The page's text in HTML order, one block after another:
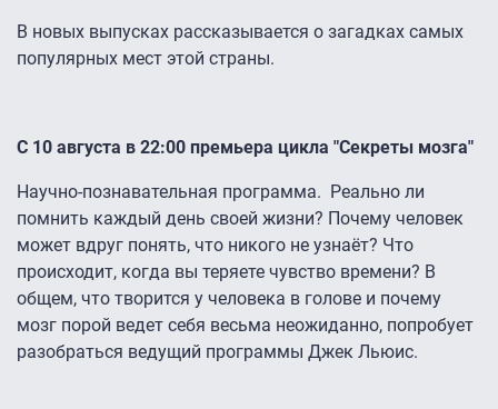
В новых выпусках рассказывается о загадках самых
популярных мест этой страны.
C 10 августа в 22:00 премьера цикла "Секреты мозга"
Научно-познавательная программа. Реально ли
помнить каждый день своей жизни? Почему человек
может вдруг понять, что никого не узнаёт? Что
происходит, когда вы теряете чувство времени? В
общем, что творится у человека в голове и почему
мозг порой ведет себя весьма неожиданно, попробует
разобраться ведущий программы Джек Льюис.